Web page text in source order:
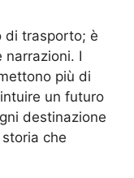
di trasporto; è
narrazioni. I
più di
un futuro
destinazione
che